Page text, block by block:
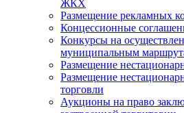
ЖКХ
Размещение рекламных
Концессионные
Конкурсы на
муниципальным
Размещение
Размещение
торговли
Аукционы на право